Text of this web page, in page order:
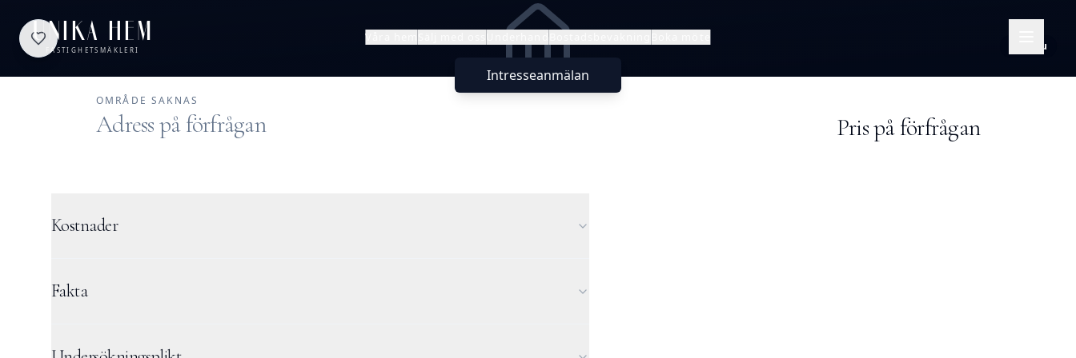
UNIKA HEM
FASTIGHETSMÄKLERI
Våra hem
Till salu
Intresseanmälan
OMRÅDE SAKNAS
Adress på förfrågan Pris på förfrågan
Kostnader
Fakta